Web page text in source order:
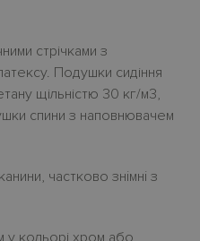
стрічками з
Подушки сидіння
щільністю 30 кг/м3,
спини з наповнювачем
частково знiмнi з
у кольорі хром або